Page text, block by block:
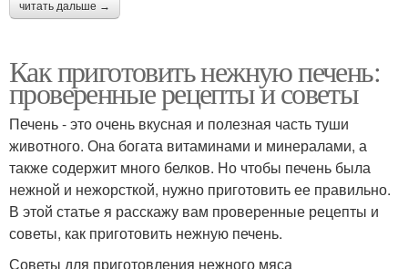
читать дальше →
Как приготовить нежную печень:
проверенные рецепты и советы
Печень - это очень вкусная и полезная часть туши
животного. Она богата витаминами и минералами, а
также содержит много белков. Но чтобы печень была
нежной и нежорсткой, нужно приготовить ее правильно.
В этой статье я расскажу вам проверенные рецепты и
советы, как приготовить нежную печень.
Советы для приготовления нежного мяса